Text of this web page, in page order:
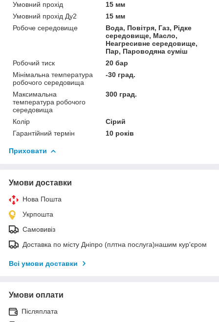
Умовний прохід
15 мм
Умовний прохід Ду2
15 мм
Робоче середовище
Вода, Повітря, Газ, Рідке
середовище, Масло,
Неагресивне середовище,
Пар, Пароводяна суміш
Робочий тиск
20 бар
Мінімальна температура
робочого середовища
-30 град.
Максимальна
температура робочого
середовища
300 град.
Колір
Сірий
Гарантійний термін
10 років
Приховати
Умови доставки
Нова Пошта
Укрпошта
Самовивіз
Доставка по місту Дніпро (плтна послуга)нашим кур'єром
Всі умови доставки
Умови оплати
Післяплата